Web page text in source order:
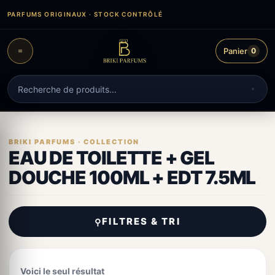
contenu
PARFUMS ORIGINAUX · STOCK CONTRÔLÉ
Recherche
de
produits
Panier 0
EAU DE TOILETTE + GEL
DOUCHE 100ML + EDT 7.5ML
⚲FILTRES & TRI
Voici le seul résultat